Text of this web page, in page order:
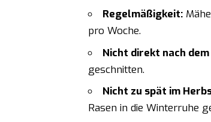
Regelmäßigkeit:
pro Woche.
Nicht direkt nach dem
geschnitten.
Nicht zu spät im
Rasen in die Winterruhe